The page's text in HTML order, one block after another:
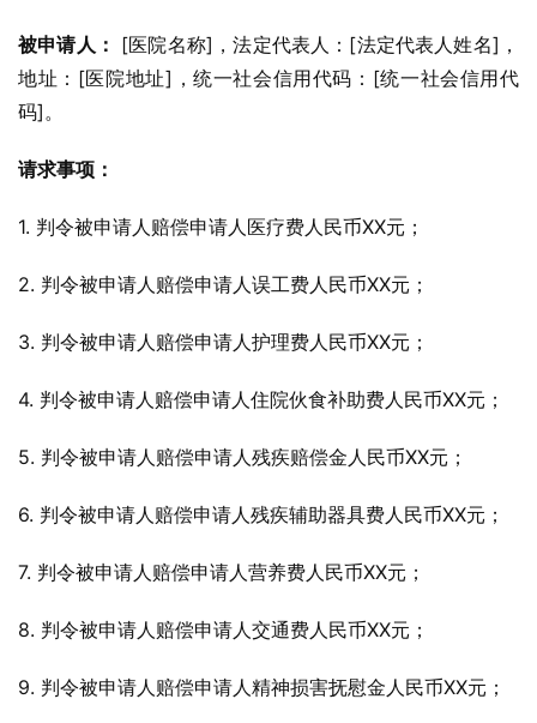
被申请人： [医院名称]，法定代表人：[法定代表人姓名]，
地址：[医院地址]，统一社会信用代码：[统一社会信用代
码]。
请求事项：
1. 判令被申请人赔偿申请人医疗费人民币XX元；
2. 判令被申请人赔偿申请人误工费人民币XX元；
3. 判令被申请人赔偿申请人护理费人民币XX元；
4. 判令被申请人赔偿申请人住院伙食补助费人民币XX元；
5. 判令被申请人赔偿申请人残疾赔偿金人民币XX元；
6. 判令被申请人赔偿申请人残疾辅助器具费人民币XX元；
7. 判令被申请人赔偿申请人营养费人民币XX元；
8. 判令被申请人赔偿申请人交通费人民币XX元；
9. 判令被申请人赔偿申请人精神损害抚慰金人民币XX元；